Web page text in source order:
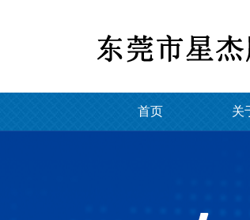
首页 关